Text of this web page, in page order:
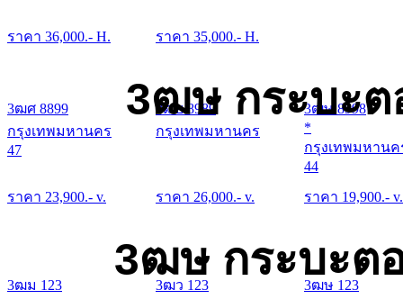
ราคา 36,000.- H. ราคา 35,000.- H.
3ฒษ กระบะต
3ฒศ 8899
กรุงเทพมหานคร
47
ราคา 23,900.- v.
3ฒย 8989
กรุงเทพมหานคร
ราคา 26,000.- v.
3ฒษ 8998
*
กรุงเทพมหานค
44
ราคา 19,900.- v.
3ฒษ กระบะต
3ฒม 123
3ฒว 123
3ฒษ 123